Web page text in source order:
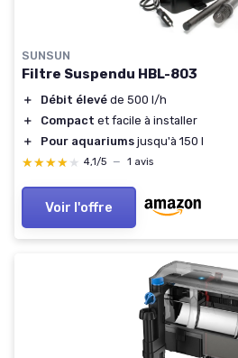
SUNSUN
Filtre Suspendu HBL-803
＋ Débit élevé de 500 l/h
＋
Compact et facile à installer
＋
Pour aquariums jusqu'à 150 l
★★★★★
★★★★★ 4,1/5 — 1 avis
Voir l'offre